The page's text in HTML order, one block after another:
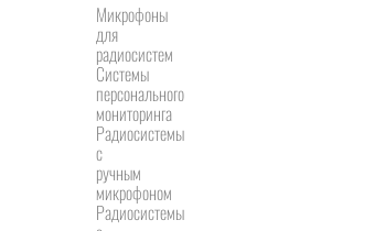
Микрофоны
для
радиосистем
Системы
персонального
мониторинга
Радиосистемы
c
ручным
микрофоном
Радиосистемы